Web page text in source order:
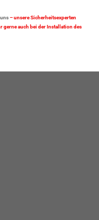
– unsere Sicherheitsexperten
gerne auch bei der Installation des